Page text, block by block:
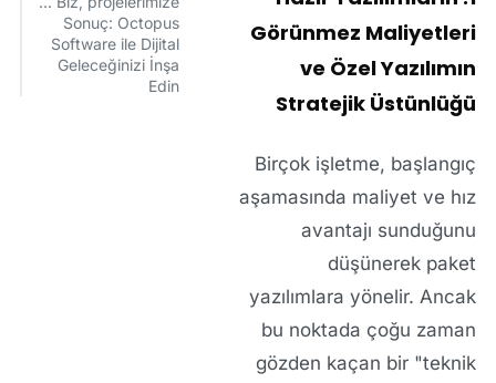
Sonuç: Octopus
Software ile Dijital
Geleceğinizi İnşa
Edin
Görünmez Maliyetleri
ve Özel Yazılımın
Stratejik Üstünlüğü
Birçok işletme, başlangıç
aşamasında maliyet ve hız
avantajı sunduğunu
düşünerek paket
yazılımlara yönelir. Ancak
bu noktada çoğu zaman
gözden kaçan bir "teknik